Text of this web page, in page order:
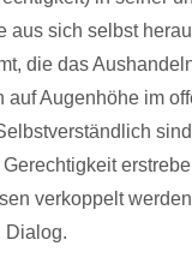
aus sich selbst
die das
auf Augenhöhe im
verkoppelt
Dialog.